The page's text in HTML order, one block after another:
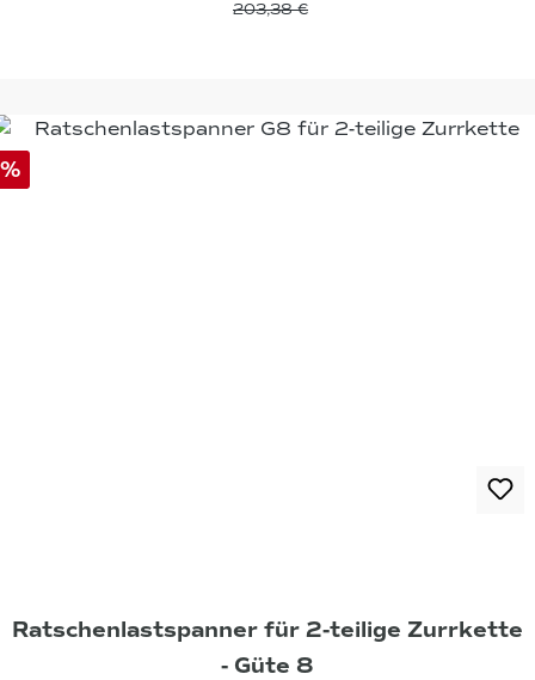
203,38 €
%
Ratschenlastspanner für 2-teilige Zurrkette
- Güte 8